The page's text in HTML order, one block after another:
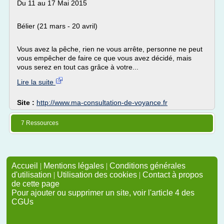
Du 11 au 17 Mai 2015
Bélier (21 mars - 20 avril)
Vous avez la pêche, rien ne vous arrête, personne ne peut
vous empêcher de faire ce que vous avez décidé, mais
vous serez en tout cas grâce à votre...
Lire la suite
Site : http://www.ma-consultation-de-voyance.fr
7 Ressources
Accueil | Mentions légales | Conditions générales
d'utilisation | Utilisation des cookies | Contact à propos
de cette page
Pour ajouter ou supprimer un site, voir l'article 4 des
CGUs